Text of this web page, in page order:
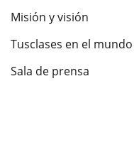
Misión y visión
Tusclases en el mundo
Sala de prensa